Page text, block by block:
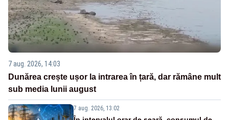
7 aug. 2026, 14:03
Dunărea crește ușor la intrarea în țară, dar rămâne mult
sub media lunii august
7 aug. 2026, 13:02